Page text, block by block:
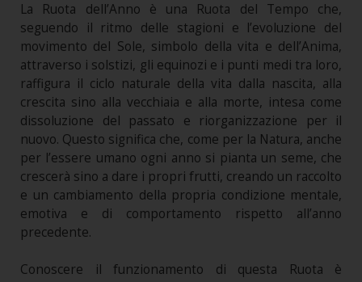
La Ruota dell’Anno è una Ruota del Tempo che,
seguendo il ritmo delle stagioni e l’evoluzione del
movimento del Sole, simbolo della vita e dell’Anima,
attraverso i solstizi, gli equinozi e i punti medi tra loro,
raffigura il ciclo naturale della vita dalla nascita, alla
crescita sino alla vecchiaia e alla morte, intesa come
dissoluzione del passato e riorganizzazione per il
nuovo. Questo significa che, come per la Natura, anche
per l’essere umano ogni anno si pianta un seme, che
crescerà sino a dare i propri frutti, creando un raccolto
e un cambiamento della propria condizione mentale,
emotiva e di comportamento rispetto all’anno
precedente.
Conoscere il funzionamento di questa Ruota è